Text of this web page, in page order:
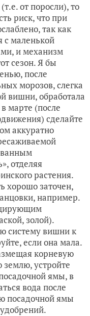
от поросли), то
риск, что при
так как
с маленькой
и механизм
сезон. Я бы
после
морозов, слегка
вишни, обработала
марте (после
сделайте
аккуратно
отделяя
растения.
хорошо заточен,
например.
золой).
систему вишни к
если она мала.
корневую
землю, устройте
ямы, в
вода после
посадочной ямы